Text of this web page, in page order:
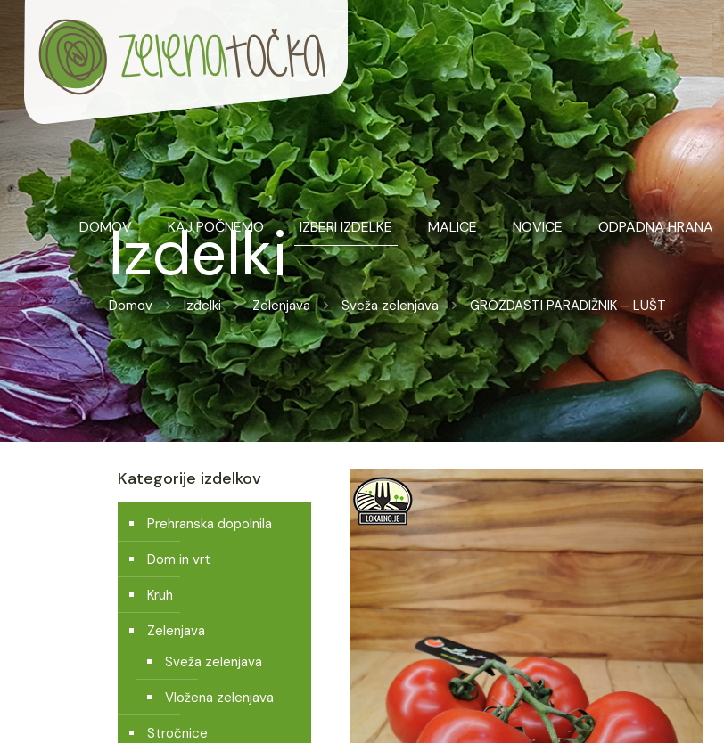
DOMOV KAJ POČNEMO IZBERI IZDELKE MALICE NOVICE ODPADNA HRANA
Izdelki
Domov Izdelki Zelenjava Sveža zelenjava GROZDASTI PARADIŽNIK – LUŠT
Kategorije izdelkov
Prehranska dopolnila
Dom in vrt
Kruh
Zelenjava
Sveža zelenjava
Vložena zelenjava
Stročnice